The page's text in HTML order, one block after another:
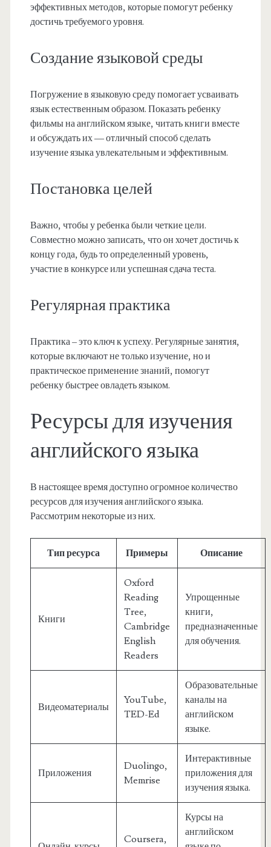
эффективных методов, которые помогут ребенку
достичь требуемого уровня.
Создание языковой среды
Погружение в языковую среду помогает усваивать
язык естественным образом. Показать ребенку
фильмы на английском языке, читать книги вместе
и обсуждать их — отличный способ сделать
изучение языка увлекательным и эффективным.
Постановка целей
Важно, чтобы у ребенка были четкие цели.
Совместно можно записать, что он хочет достичь к
концу года, будь то определенный уровень,
участие в конкурсе или успешная сдача теста.
Регулярная практика
Практика – это ключ к успеху. Регулярные занятия,
которые включают не только изучение, но и
практическое применение знаний, помогут
ребенку быстрее овладеть языком.
Ресурсы для изучения
английского языка
В настоящее время доступно огромное количество
ресурсов для изучения английского языка.
Рассмотрим некоторые из них.
Тип ресурса Примеры Описание
Книги
Oxford
Reading
Tree,
Cambridge
English
Readers
Упрощенные
книги,
предназначенные
для обучения.
Видеоматериалы
YouTube,
TED-Ed
Образовательные
каналы на
английском
языке.
Приложения
Duolingo,
Memrise
Интерактивные
приложения для
изучения языка.
Coursera,
Курсы на
английском